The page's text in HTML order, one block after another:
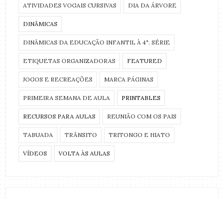
ATIVIDADES VOGAIS CURSIVAS DIA DA ÁRVORE
DINÂMICAS
DINÂMICAS DA EDUCAÇÃO INFANTIL À 4ª. SÉRIE
ETIQUETAS ORGANIZADORAS FEATURED
JOGOS E RECREAÇÕES MARCA PÁGINAS
PRIMEIRA SEMANA DE AULA PRINTABLES
RECURSOS PARA AULAS REUNIÃO COM OS PAIS
TABUADA TRÂNSITO TRITONGO E HIATO
VÍDEOS VOLTA ÀS AULAS